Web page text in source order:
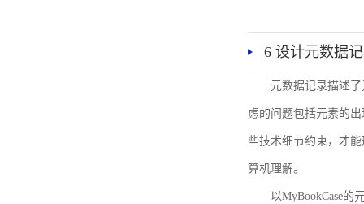
6 设计元数据
元数据记录描述
虑的问题包括元素的
些技术细节约束，才
算机理解。
以MyBookCase的